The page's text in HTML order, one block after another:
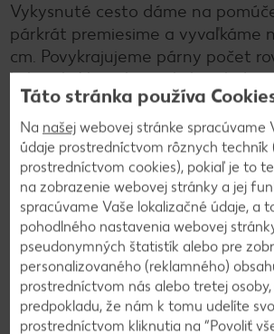
Vykysnuté cesto dáme na
párkrát premiesime a vyvaľkáme
cm. Povykrajujeme párny počet
koliesok. Na polovicu koliesok
lyžičku džemu. Zvyšnými
Prstami zatlačíme okraje a
vykrajovátkom.
3
Šišky necháme na teplom mieste
hrnci rozpálime olej. Šišky
oboch strán. Necháme odkvapkať
papierovej utierke a ešte teplé
Táto stránka používa
Na našej webovej stránke spracúvame
údaje prostredníctvom rôznych techník
prostredníctvom cookies), pokiaľ je to
na zobrazenie webovej stránky a jej
spracúvame Vaše lokalizačné údaje, a
pohodlného nastavenia webovej
pseudonymných štatistík alebo pre
personalizovaného (reklamného)
prostredníctvom nás alebo tretej
predpokladu, že nám k tomu udelíte
prostredníctvom kliknutia na “Povoliť